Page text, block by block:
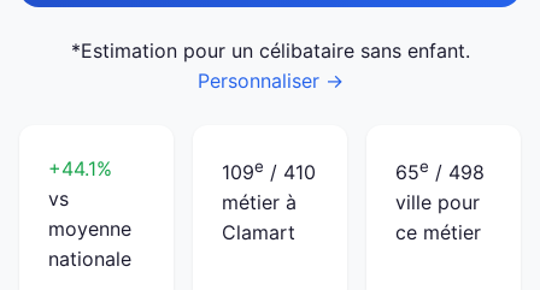
*Estimation pour un célibataire sans enfant.
Personnaliser →
+44.1%
vs
moyenne
nationale
109e / 410
métier à
Clamart
65e / 498
ville pour
ce métier